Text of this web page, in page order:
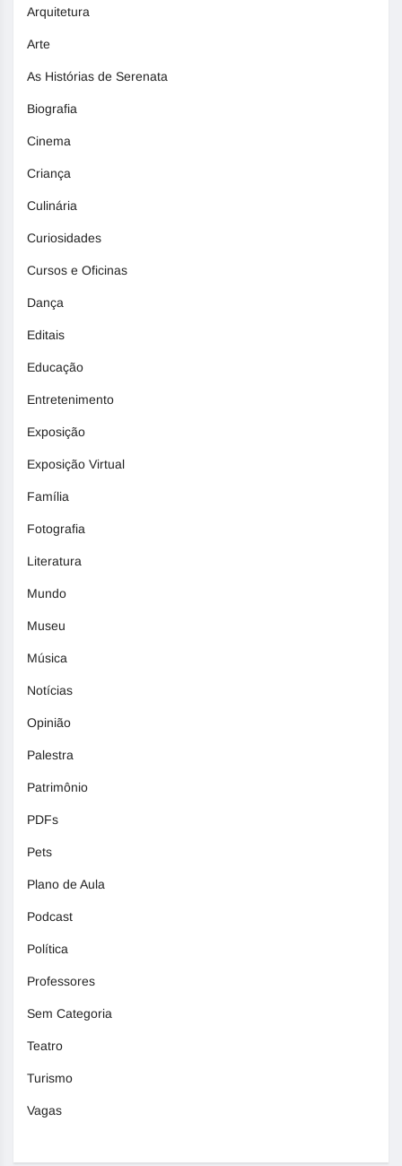
Arquitetura
Arte
As Histórias de Serenata
Biografia
Cinema
Criança
Culinária
Curiosidades
Cursos e Oficinas
Dança
Editais
Educação
Entretenimento
Exposição
Exposição Virtual
Família
Fotografia
Literatura
Mundo
Museu
Música
Notícias
Opinião
Palestra
Patrimônio
PDFs
Pets
Plano de Aula
Podcast
Política
Professores
Sem Categoria
Teatro
Turismo
Vagas